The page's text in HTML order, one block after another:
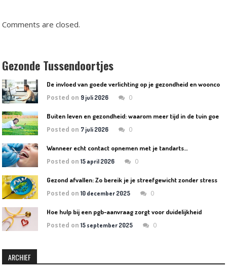
Comments are closed.
Gezonde Tussendoortjes
Posted on 9 juli 2026 0
Posted on 7 juli 2026 0
Wanneer echt contact opnemen met je tandarts…
Posted on15 april 2026 0
Gezond afvallen: Zo bereik je je streefgewicht zonder stress
Posted on10 december 2025 0
Hoe hulp bij een pgb-aanvraag zorgt voor duidelijkheid
Posted on15 september 2025 0
ARCHIEF